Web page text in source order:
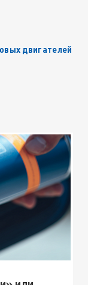
двигателей